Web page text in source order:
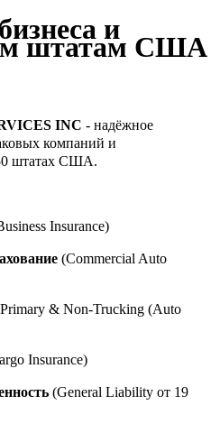
и
штатам США
INC - надёжное
компаний и
штатах США.
Insurance)
(Commercial Auto
& Non-Trucking (Auto
Insurance)
(General Liability от 19